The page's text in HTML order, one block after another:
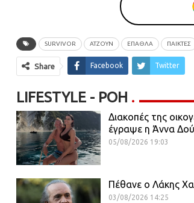
SURVIVOR ΑΤΖΟΥΝ ΈΠΑΘΛΑ ΠΑΙΚΤΕΣ
Share Facebook Twitter
LIFESTYLE - ΡΟΗ
Διακοπές της
έγραψε η Άννα
05/08/2026 19:03
Πέθανε ο Λάκης
03/08/2026 14:25